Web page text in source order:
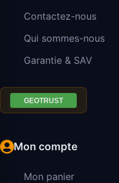
Contactez-nous
Qui sommes-nous
Garantie & SAV
Mon compte
Mon panier